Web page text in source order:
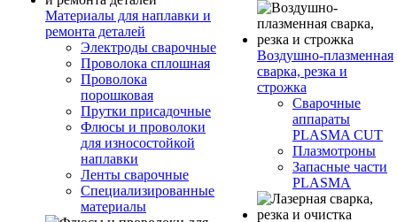
Материалы для наплавки и
ремонта деталей
Электроды сварочные
Проволока сплошная
Проволока
порошковая
Прутки присадочные
Флюсы и проволоки
для износостойкой
наплавки
Ленты сварочные
Специализированные
материалы
Воздушно-плазменная
сварка, резка и
строжка
Сварочные
аппараты
PLASMA CUT
Плазмотроны
Запасные части
PLASMA